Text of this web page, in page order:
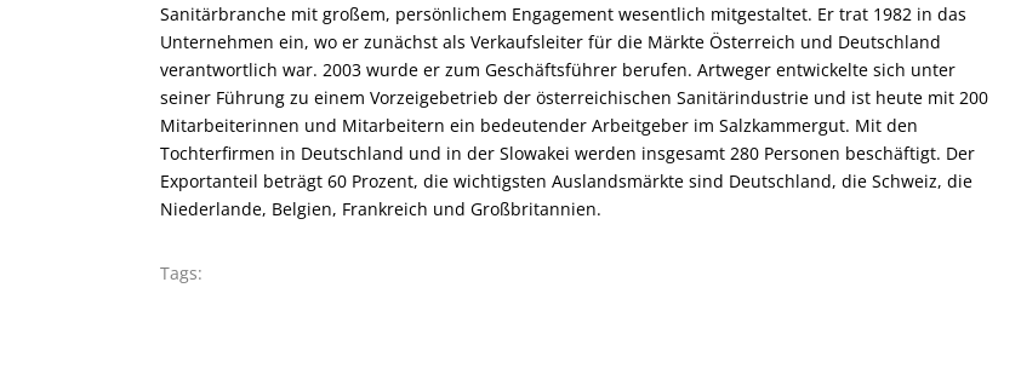
Sanitärbranche mit großem, persönlichem Engagement wesentlich mitgestaltet. Er trat 1982 in das
Unternehmen ein, wo er zunächst als Verkaufsleiter für die Märkte Österreich und Deutschland
verantwortlich war. 2003 wurde er zum Geschäftsführer berufen. Artweger entwickelte sich unter
seiner Führung zu einem Vorzeigebetrieb der österreichischen Sanitärindustrie und ist heute mit 200
Mitarbeiterinnen und Mitarbeitern ein bedeutender Arbeitgeber im Salzkammergut. Mit den
Tochterfirmen in Deutschland und in der Slowakei werden insgesamt 280 Personen beschäftigt. Der
Exportanteil beträgt 60 Prozent, die wichtigsten Auslandsmärkte sind Deutschland, die Schweiz, die
Niederlande, Belgien, Frankreich und Großbritannien.
Tags: